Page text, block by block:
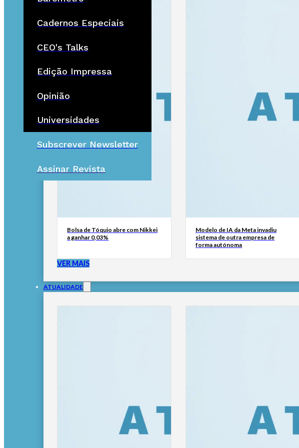
Cadernos Especiais
CEO's Talks
Edição Impressa
Opinião
Universidades
Subscrever Newsletter
Assinar Revista
Bolsa de Tóquio abre com Nikkei
a ganhar 0,03%
Modelo de IA da Meta invadiu
sistema de outra empresa de
forma autónoma
VER MAIS
ATUALIDADE